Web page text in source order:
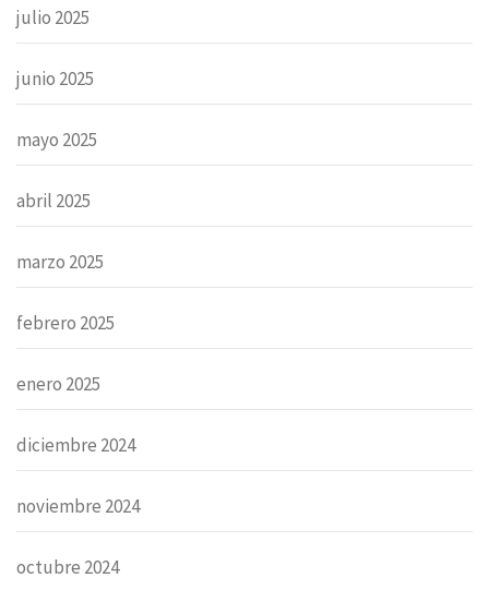
julio 2025
junio 2025
mayo 2025
abril 2025
marzo 2025
febrero 2025
enero 2025
diciembre 2024
noviembre 2024
octubre 2024